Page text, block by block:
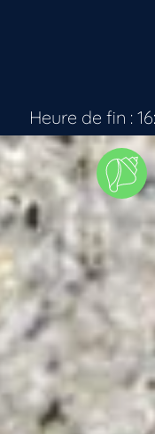
Heure de fin :